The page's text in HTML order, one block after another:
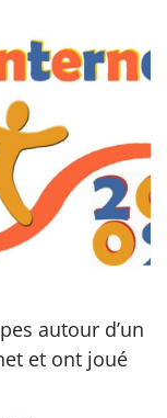
autour d’un
et ont joué